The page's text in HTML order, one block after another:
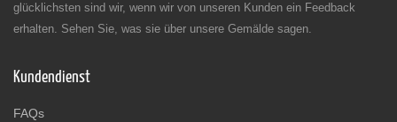
glücklichsten sind wir, wenn wir von unseren Kunden ein Feedback
erhalten. Sehen Sie, was sie über unsere Gemälde sagen.
Kundendienst
FAQs